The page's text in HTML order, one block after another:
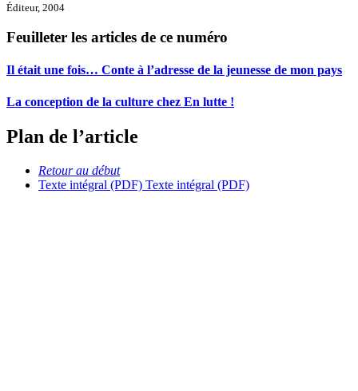
Éditeur, 2004
Feuilleter les articles de ce numéro
Il était une fois… Conte à l’adresse de la jeunesse de mon pays
La conception de la culture chez En lutte !
Plan de l’article
Retour au début
Texte intégral (PDF) Texte intégral (PDF)